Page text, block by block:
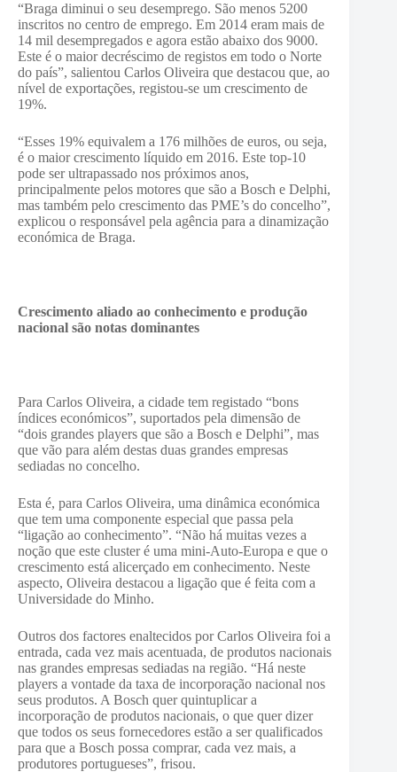
“Braga diminui o seu desemprego. São menos 5200
inscritos no centro de emprego. Em 2014 eram mais de
14 mil desempregados e agora estão abaixo dos 9000.
Este é o maior decréscimo de registos em todo o Norte
do país”, salientou Carlos Oliveira que destacou que, ao
nível de exportações, registou-se um crescimento de
19%.
“Esses 19% equivalem a 176 milhões de euros, ou seja,
é o maior crescimento líquido em 2016. Este top-10
pode ser ultrapassado nos próximos anos,
principalmente pelos motores que são a Bosch e Delphi,
mas também pelo crescimento das PME’s do concelho”,
explicou o responsável pela agência para a dinamização
económica de Braga.
Crescimento aliado ao conhecimento e produção
nacional são notas dominantes
Para Carlos Oliveira, a cidade tem registado “bons
índices económicos”, suportados pela dimensão de
“dois grandes players que são a Bosch e Delphi”, mas
que vão para além destas duas grandes empresas
sediadas no concelho.
Esta é, para Carlos Oliveira, uma dinâmica económica
que tem uma componente especial que passa pela
“ligação ao conhecimento”. “Não há muitas vezes a
noção que este cluster é uma mini-Auto-Europa e que o
crescimento está alicerçado em conhecimento. Neste
aspecto, Oliveira destacou a ligação que é feita com a
Universidade do Minho.
Outros dos factores enaltecidos por Carlos Oliveira foi a
entrada, cada vez mais acentuada, de produtos nacionais
nas grandes empresas sediadas na região. “Há neste
players a vontade da taxa de incorporação nacional nos
seus produtos. A Bosch quer quintuplicar a
incorporação de produtos nacionais, o que quer dizer
que todos os seus fornecedores estão a ser qualificados
para que a Bosch possa comprar, cada vez mais, a
produtores portugueses”, frisou.